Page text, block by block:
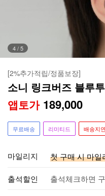
5/5
[2%추가적립/정품보장]
소니 링크버즈 블루
앱토가 189,000
무료배송 리미티드 배송지
마일리지 첫 구매 시 마일
출석할인 출석체크하면